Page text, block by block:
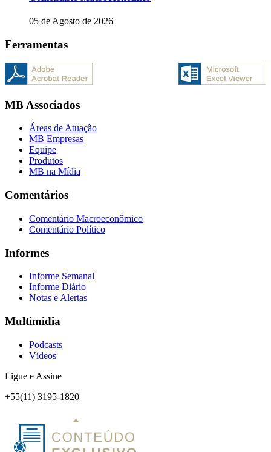
05 de Agosto de 2026
Ferramentas
MB Associados
Áreas de Atuação
MB Empresas
Equipe
Produtos
MB na Mídia
Comentários
Comentário Macroeconômico
Comentário Político
Informes
Informe Semanal
Informe Diário
Notas e Alertas
Multimidia
Podcasts
Vídeos
Ligue e Assine
+55(11) 3195-1820